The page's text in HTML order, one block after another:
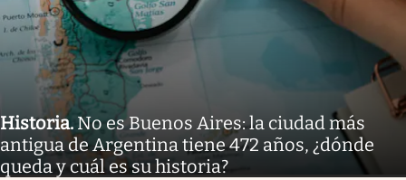
Historia. No es Buenos Aires: la ciudad más
antigua de Argentina tiene 472 años, ¿dónde
queda y cuál es su historia?